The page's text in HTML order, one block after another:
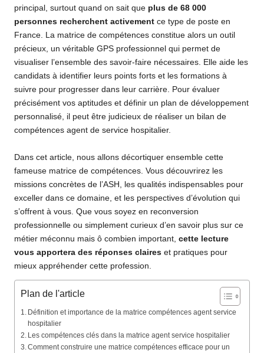
principal, surtout quand on sait que plus de 68 000
personnes recherchent activement ce type de poste en
France. La matrice de compétences constitue alors un outil
précieux, un véritable GPS professionnel qui permet de
visualiser l’ensemble des savoir-faire nécessaires. Elle aide les
candidats à identifier leurs points forts et les formations à
suivre pour progresser dans leur carrière. Pour évaluer
précisément vos aptitudes et définir un plan de développement
personnalisé, il peut être judicieux de réaliser un bilan de
compétences agent de service hospitalier.
Dans cet article, nous allons décortiquer ensemble cette
fameuse matrice de compétences. Vous découvrirez les
missions concrètes de l’ASH, les qualités indispensables pour
exceller dans ce domaine, et les perspectives d’évolution qui
s’offrent à vous. Que vous soyez en reconversion
professionnelle ou simplement curieux d’en savoir plus sur ce
métier méconnu mais ô combien important, cette lecture
vous apportera des réponses claires et pratiques pour
mieux appréhender cette profession.
Plan de l'article
Définition et importance de la matrice compétences agent service
hospitalier
Les compétences clés dans la matrice agent service hospitalier
Comment construire une matrice compétences efficace pour un